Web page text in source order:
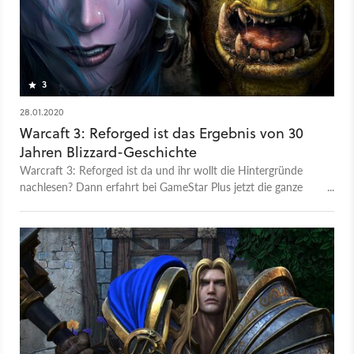
3
28.01.2020
Warcaft 3: Reforged ist das Ergebnis von 30
Jahren Blizzard-Geschichte
Warcraft 3: Reforged ist da und ihr wollt die Hintergründe
nachlesen? Dann erfahrt bei GameStar Plus jetzt die ganze